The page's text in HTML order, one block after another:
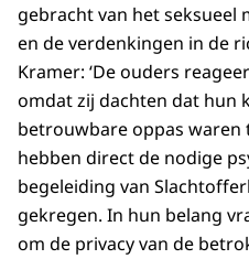
gebracht van het seksueel
en de verdenkingen in de
Kramer: ‘De ouders
omdat zij dachten dat hun
betrouwbare oppas
hebben direct de nodige
begeleiding van
gekregen. In hun belang
om de privacy van de